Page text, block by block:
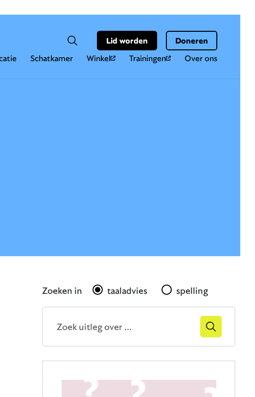
Schatkamer Winkel Trainingen Over ons
Zoeken
ZoekveldLid worden Doneren
Gerelateerd
Zoeken in taaladvies spelling
Zoekveld
Zoek